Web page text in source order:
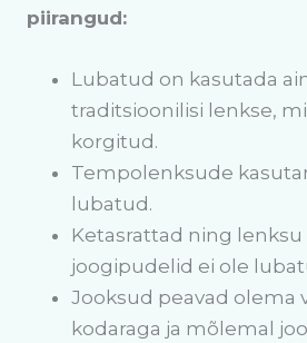
piirangud:
Lubatud on kasutada
traditsioonilisi lenkse,
korgitud.
Tempolenksude
lubatud.
Ketasrattad ning lenksu
joogipudelid ei ole
Jooksud peavad olema
kodaraga ja mõlemal